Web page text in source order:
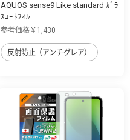
AQUOS sense9 Like standard ｶﾞﾗ
ｽｺｰﾄﾌｨﾙ...
参考価格￥1,430
反射防止（アンチグレア）